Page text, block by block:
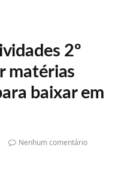
2º
matérias
baixar em
Nenhum comentário